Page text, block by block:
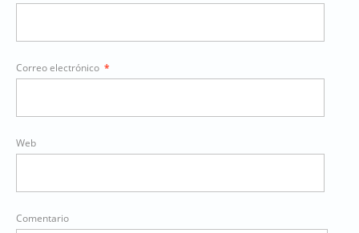
Correo electrónico *
Web
Comentario